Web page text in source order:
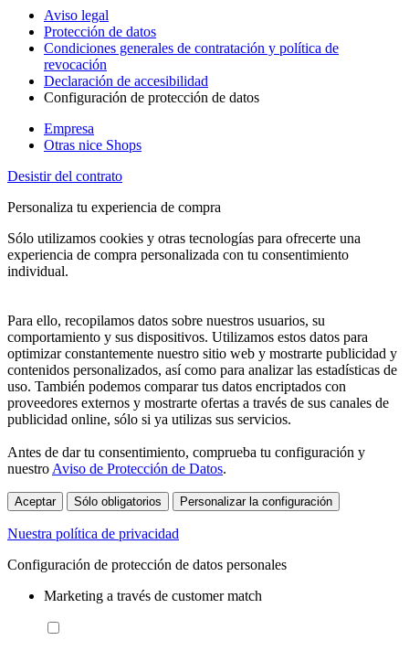
Aviso legal
Protección de datos
Condiciones generales de contratación y política de
revocación
Declaración de accesibilidad
Configuración de protección de datos
Empresa
Otras nice Shops
Desistir del contrato
Personaliza tu experiencia de compra
Sólo utilizamos cookies y otras tecnologías para ofrecerte una
experiencia de compra personalizada con tu consentimiento
individual.
Para ello, recopilamos datos sobre nuestros usuarios, su
comportamiento y sus dispositivos. Utilizamos estos datos para
optimizar constantemente nuestro sitio web y mostrarte publicidad y
contenidos personalizados, así como para analizar las estadísticas de
uso. También podemos comparar tus datos encriptados con
proveedores externos y mostrarte ofertas a través de sus canales de
publicidad online, sólo si ya utilizas sus servicios.
Antes de dar tu consentimiento, comprueba tu configuración y
nuestro Aviso de Protección de Datos.
Aceptar Sólo obligatorios Personalizar la configuración
Nuestra política de privacidad
Configuración de protección de datos personales
Marketing a través de customer match